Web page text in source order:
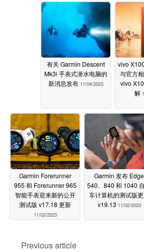
有关 Garmin Descent
Mk3i 手表式潜水电脑的
新消息发布 11/04/2023
vivo
与官方
vivo
解
Garmin Forerunner
955 和 Forerunner 965
智能手表迎来新的公开
测试版 v17.18 更新
11/02/2023
Garmin 发布 Edge
540、840 和 1040
车计算机的测试版
v19.13 11/02/2023
Previous article